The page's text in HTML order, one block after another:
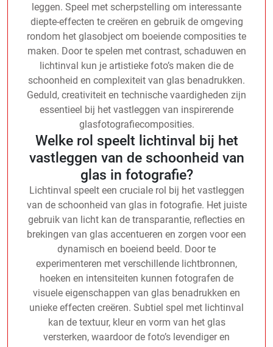
leggen. Speel met scherpstelling om interessante
diepte-effecten te creëren en gebruik de omgeving
rondom het glasobject om boeiende composities te
maken. Door te spelen met contrast, schaduwen en
lichtinval kun je artistieke foto’s maken die de
schoonheid en complexiteit van glas benadrukken.
Geduld, creativiteit en technische vaardigheden zijn
essentieel bij het vastleggen van inspirerende
glasfotografiecomposities.
Welke rol speelt lichtinval bij het
vastleggen van de schoonheid van
glas in fotografie?
Lichtinval speelt een cruciale rol bij het vastleggen
van de schoonheid van glas in fotografie. Het juiste
gebruik van licht kan de transparantie, reflecties en
brekingen van glas accentueren en zorgen voor een
dynamisch en boeiend beeld. Door te
experimenteren met verschillende lichtbronnen,
hoeken en intensiteiten kunnen fotografen de
visuele eigenschappen van glas benadrukken en
unieke effecten creëren. Subtiel spel met lichtinval
kan de textuur, kleur en vorm van het glas
versterken, waardoor de foto’s levendiger en